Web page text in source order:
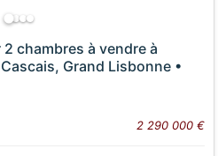
chambres à vendre à
Grand Lisbonne •
2 290 000 €